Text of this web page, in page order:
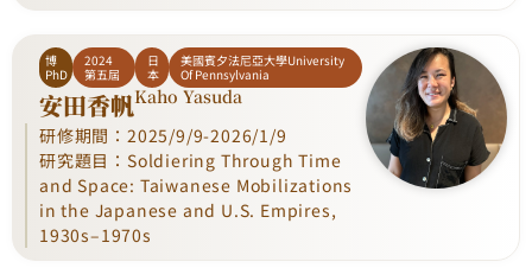
博
PhD
2024
第五屆
日
本
美國賓夕法尼亞大學University
Of Pennsylvania
安田香帆Kaho Yasuda
研修期間：2025/9/9-2026/1/9
研究題目：Soldiering Through Time
and Space: Taiwanese Mobilizations
in the Japanese and U.S. Empires,
1930s–1970s